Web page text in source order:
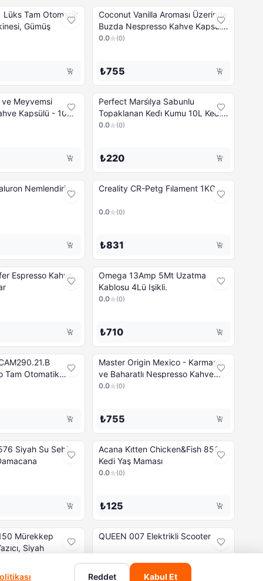
Lüks Tam Otomatik
Gümüş
Coconut Vanilla Aroması Üzerinde
Buzda Nespresso Kahve Kapsülü
- 10 Kapsül
0.0 (0)
₺755
ve Meyvemsi
Kapsülü - 10
Perfect Marsi̇lya Sabunlu
Topaklanan Kedi̇ Kumu 10L Kedi
Kumu ve Koku Gidericileri
0.0 (0)
₺220
Nemlendirici
Creality CR-Petg Fılament 1KG
0.0 (0)
₺831
Espresso Kahve
Omega 13Amp 5Mt Uzatma
Kablosu 4Lü Işikli.
0.0 (0)
₺710
Tam Otomatik
Master Origin Mexico - Karmaşık
ve Baharatlı Nespresso Kahve
Kapsülü - 10 Kapsül
0.0 (0)
₺755
Siyah Su Sebili
Acana Ki̇tten Chicken&Fish 85G
Kedi Yaş Maması
0.0 (0)
₺125
Mürekkep
Siyah
QUEEN 007 Elektrikli Scooter
Ücretsiz Kargo Son 1 adet!
Reddet Kabul Et